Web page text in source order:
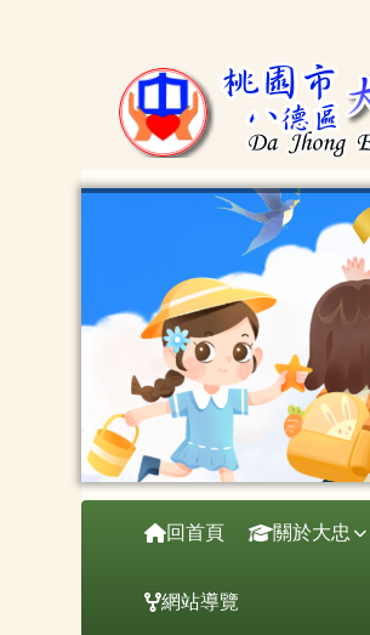
導覽列回首頁 關於大忠
網站導覽